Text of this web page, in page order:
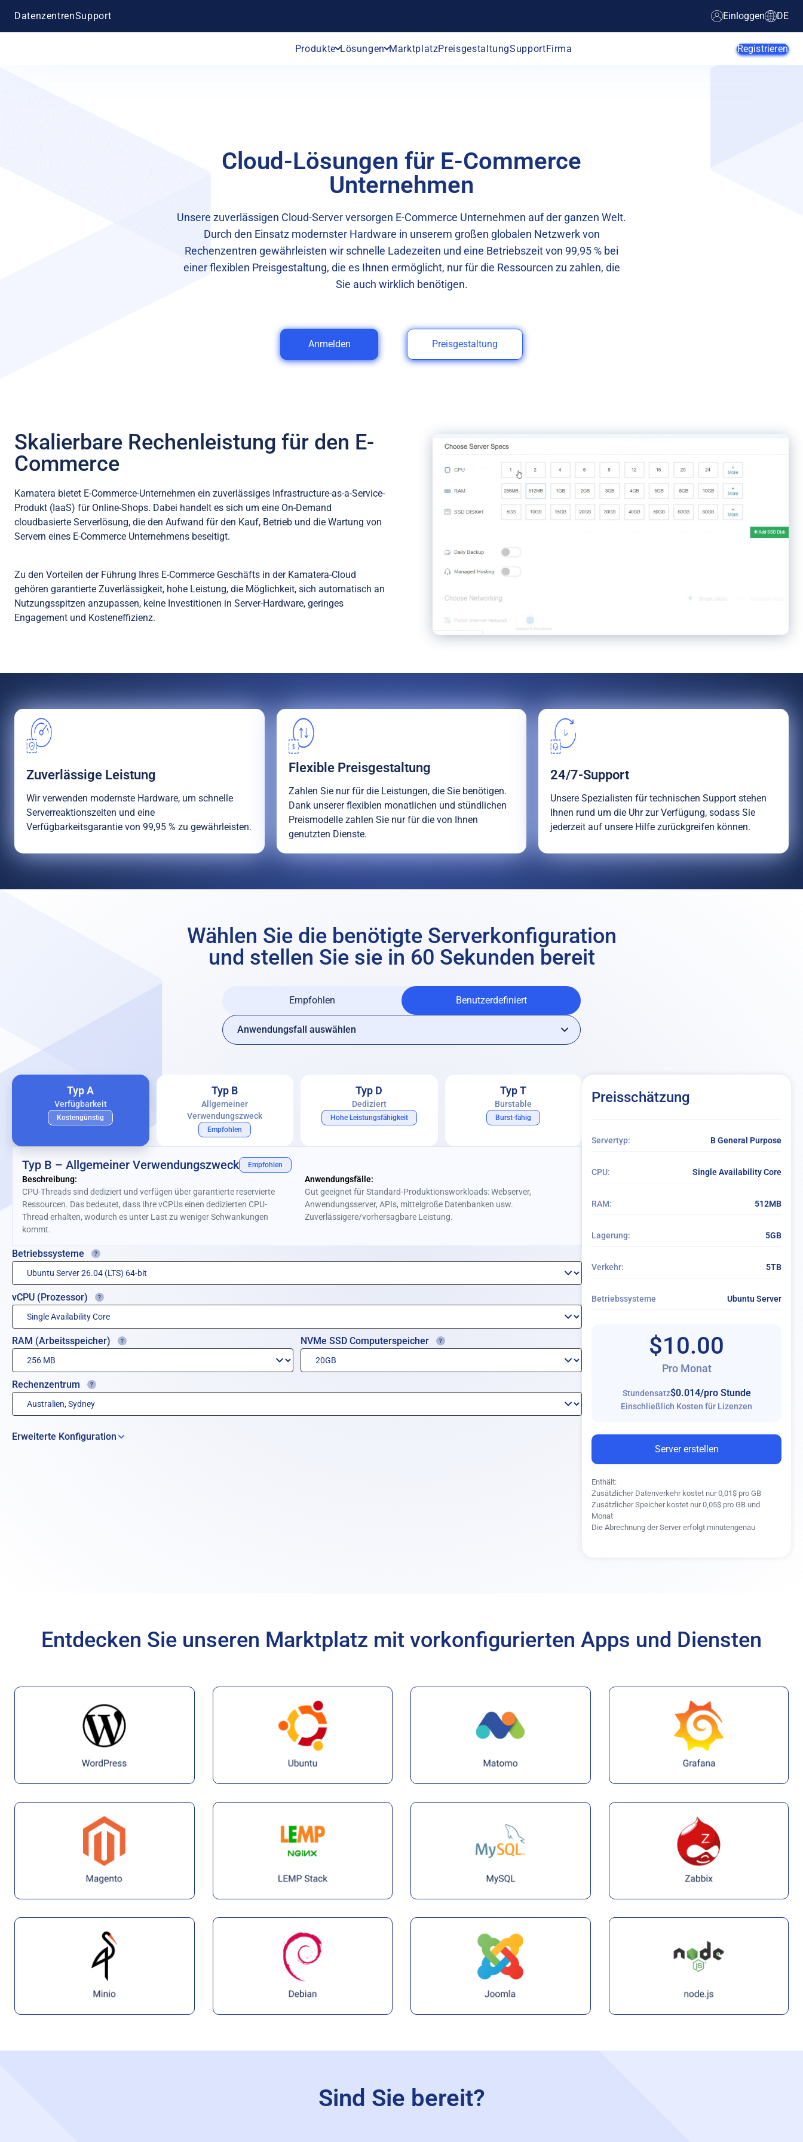
DatenzentrenSupport Einloggen DE
Produkte Lösungen
KMUs
App-Entwickler
MSPs
MarktplatzPreisgestaltungSupportFirma Registrieren
Cloud-Lösungen für E-Commerce
Unternehmen
Unsere zuverlässigen Cloud-Server versorgen E-Commerce Unternehmen auf der ganzen Welt.
Durch den Einsatz modernster Hardware in unserem großen globalen Netzwerk von
Rechenzentren gewährleisten wir schnelle Ladezeiten und eine Betriebszeit von 99,95 % bei
einer flexiblen Preisgestaltung, die es Ihnen ermöglicht, nur für die Ressourcen zu zahlen, die
Sie auch wirklich benötigen.
Anmelden Preisgestaltung
Skalierbare Rechenleistung für den E-
Commerce
Kamatera bietet E-Commerce-Unternehmen ein zuverlässiges Infrastructure-as-a-Service-
Produkt (IaaS) für Online-Shops. Dabei handelt es sich um eine On-Demand
cloudbasierte Serverlösung, die den Aufwand für den Kauf, Betrieb und die Wartung von
Servern eines E-Commerce Unternehmens beseitigt.
Zu den Vorteilen der Führung Ihres E-Commerce Geschäfts in der Kamatera-Cloud
gehören garantierte Zuverlässigkeit, hohe Leistung, die Möglichkeit, sich automatisch an
Nutzungsspitzen anzupassen, keine Investitionen in Server-Hardware, geringes
Engagement und Kosteneffizienz.
Zuverlässige Leistung
Wir verwenden modernste Hardware, um schnelle
Serverreaktionszeiten und eine
Verfügbarkeitsgarantie von 99,95 % zu gewährleisten.
Flexible Preisgestaltung
Zahlen Sie nur für die Leistungen, die Sie benötigen.
Dank unserer flexiblen monatlichen und stündlichen
Preismodelle zahlen Sie nur für die von Ihnen
genutzten Dienste.
24/7-Support
Unsere Spezialisten für technischen Support stehen
Ihnen rund um die Uhr zur Verfügung, sodass Sie
jederzeit auf unsere Hilfe zurückgreifen können.
Wählen Sie die benötigte Serverkonfiguration
und stellen Sie sie in 60 Sekunden bereit
Empfohlen Benutzerdefiniert
Typ A
Verfügbarkeit
Kostengünstig
Typ B
Allgemeiner
Verwendungszweck
Empfohlen
Typ D
Dediziert
Hohe Leistungsfähigkeit
Typ T
Burstable
Burst-fähig
Typ B – Allgemeiner Verwendungszweck Empfohlen
Beschreibung:
CPU-Threads sind dediziert und verfügen über garantierte reservierte
Ressourcen. Das bedeutet, dass Ihre vCPUs einen dedizierten CPU-
Thread erhalten, wodurch es unter Last zu weniger Schwankungen
kommt.
Anwendungsfälle:
Gut geeignet für Standard-Produktionsworkloads: Webserver,
Anwendungsserver, APIs, mittelgroße Datenbanken usw.
Zuverlässigere/vorhersagbare Leistung.
Betriebssysteme
vCPU (Prozessor)
RAM (Arbeitsspeicher) NVMe SSD Computerspeicher
Rechenzentrum
Erweiterte Konfiguration
Preisschätzung
Servertyp: B General Purpose
CPU: Single Availability Core
RAM: 512MB
Lagerung: 5GB
Verkehr: 5TB
Betriebssysteme Ubuntu Server
$10.00
Pro Monat
Stundensatz$0.014/pro Stunde
Einschließlich Kosten für Lizenzen
Server erstellen
Enthält:
Zusätzlicher Datenverkehr kostet nur 0,01$ pro GB
Zusätzlicher Speicher kostet nur 0,05$ pro GB und
Monat
Die Abrechnung der Server erfolgt minutengenau
Entdecken Sie unseren Marktplatz mit vorkonfigurierten Apps und Diensten
Sind Sie bereit?